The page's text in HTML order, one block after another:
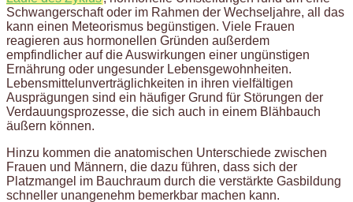
Schwangerschaft oder im Rahmen der Wechseljahre, all das
kann einen Meteorismus begünstigen. Viele Frauen
reagieren aus hormonellen Gründen außerdem
empfindlicher auf die Auswirkungen einer ungünstigen
Ernährung oder ungesunder Lebensgewohnheiten.
Lebensmittelunverträglichkeiten in ihren vielfältigen
Ausprägungen sind ein häufiger Grund für Störungen der
Verdauungsprozesse, die sich auch in einem Blähbauch
äußern können.
Hinzu kommen die anatomischen Unterschiede zwischen
Frauen und Männern, die dazu führen, dass sich der
Platzmangel im Bauchraum durch die verstärkte Gasbildung
schneller unangenehm bemerkbar machen kann.